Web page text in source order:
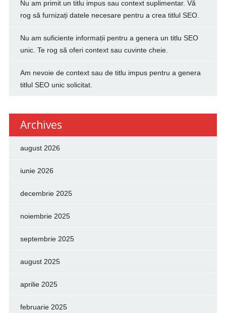
Nu am primit un titlu impus sau context suplimentar. Vă
rog să furnizați datele necesare pentru a crea titlul SEO.
Nu am suficiente informații pentru a genera un titlu SEO
unic. Te rog să oferi context sau cuvinte cheie.
Am nevoie de context sau de titlu impus pentru a genera
titlul SEO unic solicitat.
Archives
august 2026
iunie 2026
decembrie 2025
noiembrie 2025
septembrie 2025
august 2025
aprilie 2025
februarie 2025